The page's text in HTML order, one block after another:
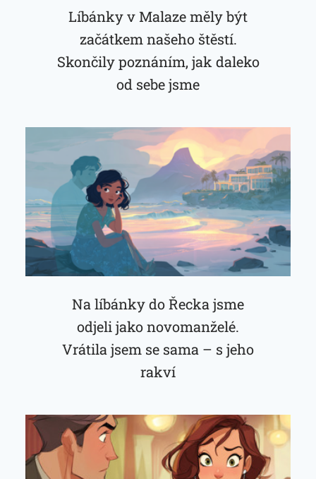
Líbánky v Malaze měly být
začátkem našeho štěstí.
Skončily poznáním, jak daleko
od sebe jsme
Na líbánky do Řecka jsme
odjeli jako novomanželé.
Vrátila jsem se sama – s jeho
rakví